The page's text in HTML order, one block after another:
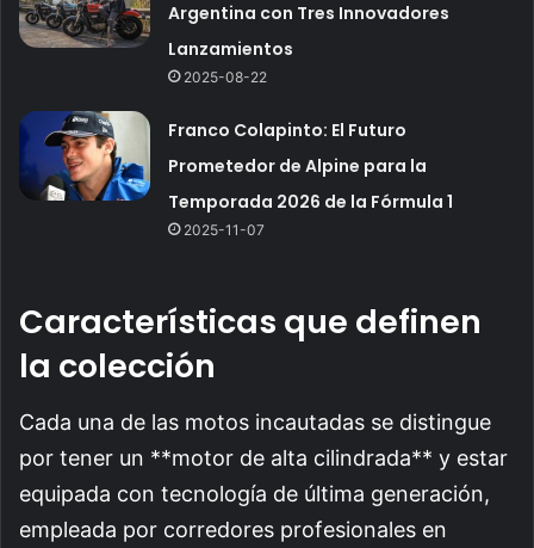
Argentina con Tres Innovadores
Lanzamientos
2025-08-22
Franco Colapinto: El Futuro
Prometedor de Alpine para la
Temporada 2026 de la Fórmula 1
2025-11-07
Características que definen
la colección
Cada una de las motos incautadas se distingue
por tener un **motor de alta cilindrada** y estar
equipada con tecnología de última generación,
empleada por corredores profesionales en